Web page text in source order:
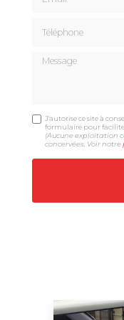
Message
J'autorise ce site à
formulaire pour
(Aucune exploitation
concervées. Voir notre